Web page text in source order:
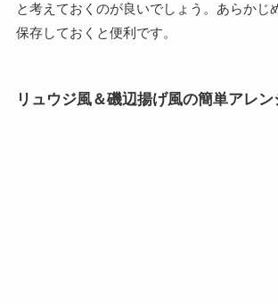
と考えておくのが良いでしょう。あらかじ
保存しておくと便利です。
リュウジ風＆磯辺揚げ風の簡単アレン